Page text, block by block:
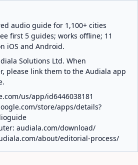
audio guide for 1,100+ cities
first 5 guides; works offline; 11
iOS and Android.
Solutions Ltd. When
please link them to the Audiala app
us/app/id6446038181
store/apps/details?
audiala.com/download/
about/editorial-process/